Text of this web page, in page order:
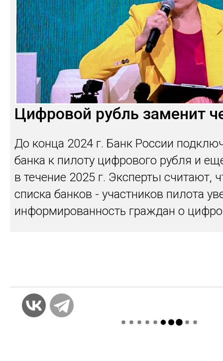
Цифровой рубль заменит
До конца 2024 г. Банк России
банка к пилоту цифрового рубля и
в течение 2025 г. Эксперты считают,
списка банков - участников пилота
информированность граждан о